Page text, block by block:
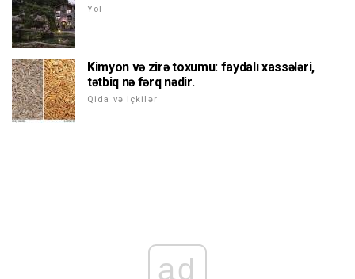
Yol
Kimyon və zirə toxumu: faydalı xassələri,
tətbiq nə fərq nədir.
Qida və içkilər
ad